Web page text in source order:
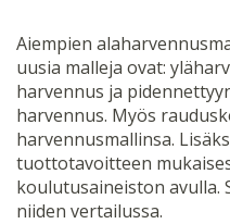
Aiempien
uusia malleja ovat:
harvennus ja
harvennus. Myös
harvennusmallinsa.
tuottotavoitteen
koulutusaineiston
niiden vertailussa.